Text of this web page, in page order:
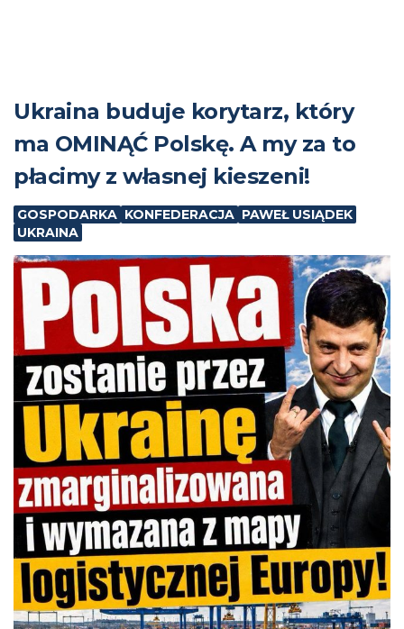
Ukraina buduje korytarz, który
ma OMINĄĆ Polskę. A my za to
płacimy z własnej kieszeni!
GOSPODARKA KONFEDERACJA PAWEŁ USIĄDEK
UKRAINA